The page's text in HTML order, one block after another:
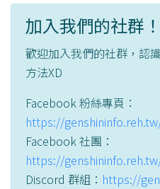
加入我們的社群！
歡迎加入我們的社群，認
方法XD
Facebook 粉絲專頁：
https://
Facebook 社團：
https://
Discord 群組： https://